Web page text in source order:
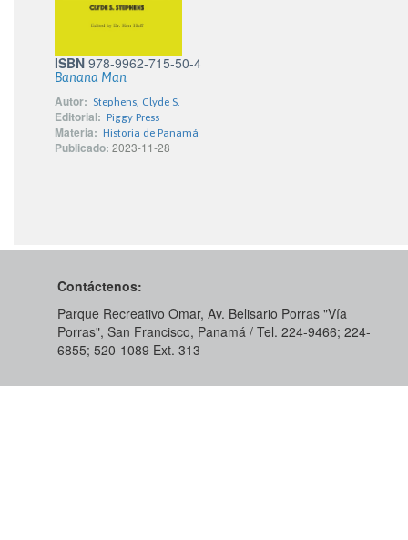
ISBN 978-9962-715-50-4
Banana Man
Autor: Stephens, Clyde S.
Editorial: Piggy Press
Materia: Historia de Panamá
Publicado: 2023-11-28
Contáctenos:
Parque Recreativo Omar, Av. Belisario Porras "Vía
Porras", San Francisco, Panamá / Tel. 224-9466; 224-
6855; 520-1089​ Ext. 313